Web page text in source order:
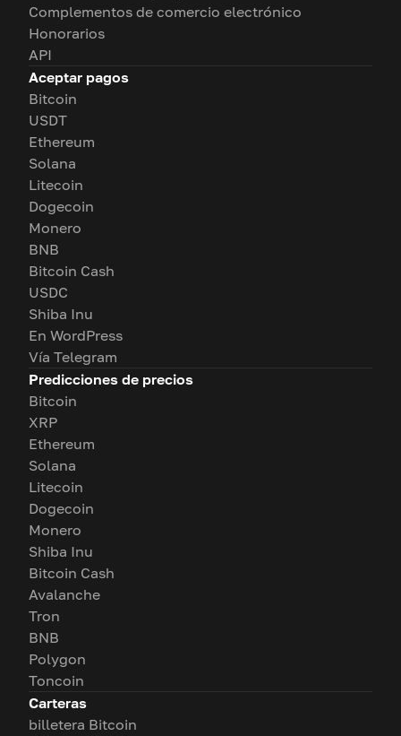
Complementos de comercio electrónico
Honorarios
API
Aceptar pagos
Bitcoin
USDT
Ethereum
Solana
Litecoin
Dogecoin
Monero
BNB
Bitcoin Cash
USDC
Shiba Inu
En WordPress
Vía Telegram
Predicciones de precios
Bitcoin
XRP
Ethereum
Solana
Litecoin
Dogecoin
Monero
Shiba Inu
Bitcoin Cash
Avalanche
Tron
BNB
Polygon
Toncoin
Carteras
billetera Bitcoin